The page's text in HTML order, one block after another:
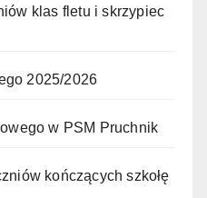
klas fletu i skrzypiec
2025/2026
w PSM Pruchnik
kończących szkołę